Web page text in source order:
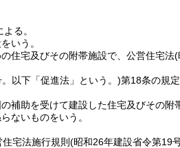
る。
いう。
住宅及びその附帯施設で、公営住宅法(
以下「促進法」という。)第18条の規
補助を受けて建設した住宅及びその附
ないものをいう。
宅法施行規則 (昭和26年建設省令第19